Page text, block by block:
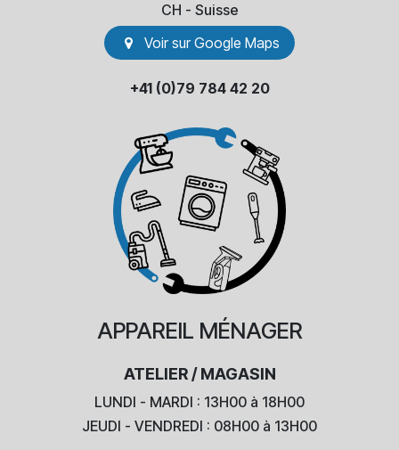
​CH - Suisse
Voir sur Go​​ogle Maps
+41 (0)79 784 42 20
APPAREIL MÉNAGER
ATELIER / MAGASIN
LUNDI - MARDI : 13H00 à 18H00
JEUDI - VENDREDI : 08H00 à 13H00